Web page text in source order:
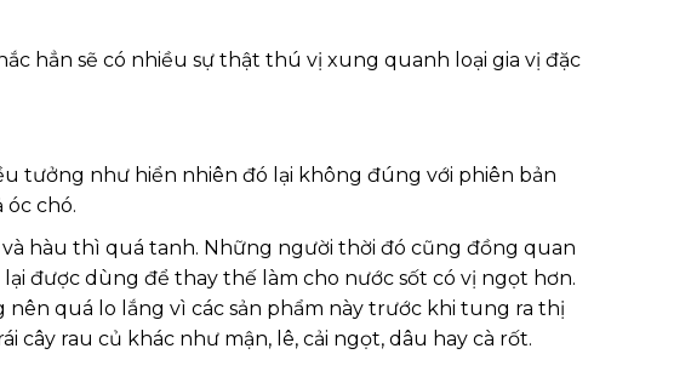
hẳn sẽ có nhiều sự thật thú vị xung quanh loại gia vị đặc
tưởng như hiển nhiên đó lại không đúng với phiên bản
óc chó.
hàu thì quá tanh. Những người thời đó cũng đồng quan
được dùng để thay thế làm cho nước sốt có vị ngọt hơn.
quá lo lắng vì các sản phẩm này trước khi tung ra thị
rau củ khác như mận, lê, cải ngọt, dâu hay cà rốt.